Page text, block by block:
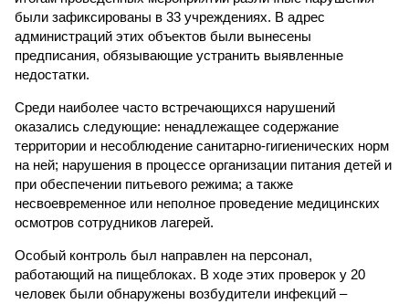
были зафиксированы в 33 учреждениях. В адрес
администраций этих объектов были вынесены
предписания, обязывающие устранить выявленные
недостатки.
Среди наиболее часто встречающихся нарушений
оказались следующие: ненадлежащее содержание
территории и несоблюдение санитарно-гигиенических норм
на ней; нарушения в процессе организации питания детей и
при обеспечении питьевого режима; а также
несвоевременное или неполное проведение медицинских
осмотров сотрудников лагерей.
Особый контроль был направлен на персонал,
работающий на пищеблоках. В ходе этих проверок у 20
человек были обнаружены возбудители инфекций –